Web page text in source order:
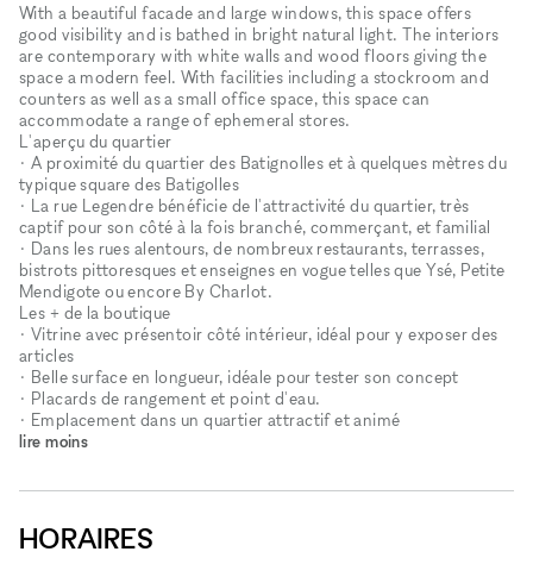
With a beautiful facade and large windows, this space offers
good visibility and is bathed in bright natural light. The interiors
are contemporary with white walls and wood floors giving the
space a modern feel. With facilities including a stockroom and
counters as well as a small office space, this space can
accommodate a range of ephemeral stores.
L'aperçu du quartier
• A proximité du quartier des Batignolles et à quelques mètres du
typique square des Batigolles
• La rue Legendre bénéficie de l'attractivité du quartier, très
captif pour son côté à la fois branché, commerçant, et familial
• Dans les rues alentours, de nombreux restaurants, terrasses,
bistrots pittoresques et enseignes en vogue telles que Ysé, Petite
Mendigote ou encore By Charlot.
Les + de la boutique
• Vitrine avec présentoir côté intérieur, idéal pour y exposer des
articles
• Belle surface en longueur, idéale pour tester son concept
• Placards de rangement et point d'eau.
• Emplacement dans un quartier attractif et animé
lire moins
HORAIRES